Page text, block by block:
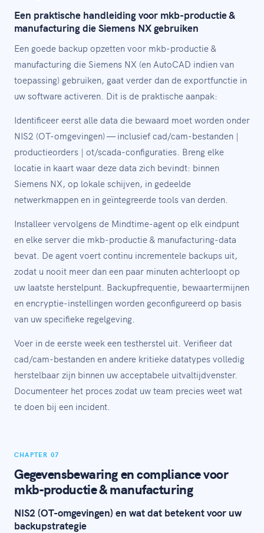
Een praktische handleiding voor mkb-productie &
manufacturing die Siemens NX gebruiken
Een goede backup opzetten voor mkb-productie &
manufacturing die Siemens NX (en AutoCAD indien van
toepassing) gebruiken, gaat verder dan de exportfunctie in
uw software activeren. Dit is de praktische aanpak:
Identificeer eerst alle data die bewaard moet worden onder
NIS2 (OT-omgevingen) — inclusief cad/cam-bestanden |
productieorders | ot/scada-configuraties. Breng elke
locatie in kaart waar deze data zich bevindt: binnen
Siemens NX, op lokale schijven, in gedeelde
netwerkmappen en in geïntegreerde tools van derden.
Installeer vervolgens de Mindtime-agent op elk eindpunt
en elke server die mkb-productie & manufacturing-data
bevat. De agent voert continu incrementele backups uit,
zodat u nooit meer dan een paar minuten achterloopt op
uw laatste herstelpunt. Backupfrequentie, bewaartermijnen
en encryptie-instellingen worden geconfigureerd op basis
van uw specifieke regelgeving.
Voer in de eerste week een testherstel uit. Verifieer dat
cad/cam-bestanden en andere kritieke datatypes volledig
herstelbaar zijn binnen uw acceptabele uitvaltijdvenster.
Documenteer het proces zodat uw team precies weet wat
te doen bij een incident.
CHAPTER 07
Gegevensbewaring en compliance voor
mkb-productie & manufacturing
NIS2 (OT-omgevingen) en wat dat betekent voor uw
backupstrategie